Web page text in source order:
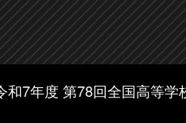
7年度 第78回全国高等